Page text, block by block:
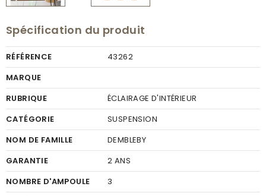
Spécification du produit
RÉFÉRENCE
43262
MARQUE
RUBRIQUE
ÉCLAIRAGE D'INTÉRIEUR
CATÉGORIE
SUSPENSION
NOM DE FAMILLE
DEMBLEBY
GARANTIE
2 ANS
NOMBRE D'AMPOULE
3